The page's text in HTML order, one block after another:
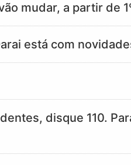
mudar, a partir de
está com
disque 110.